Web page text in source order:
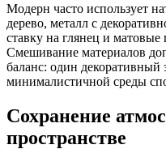
Модерн часто использует
дерево, металл с
ставку на глянец и матовые
Смешивание материалов
баланс: один декоративный
минималистичной среды
Сохранение
пространстве